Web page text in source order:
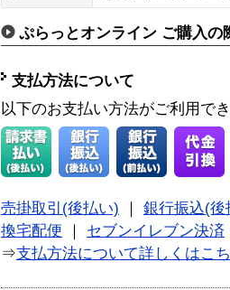
ぷらっとオンライン ご購入の
支払方法について
以下のお支払い方法がご利用で
売掛取引(後払い)
銀行振込(後
換宅配便
セブンイレブン決済
⇒支払方法について詳しくはこ